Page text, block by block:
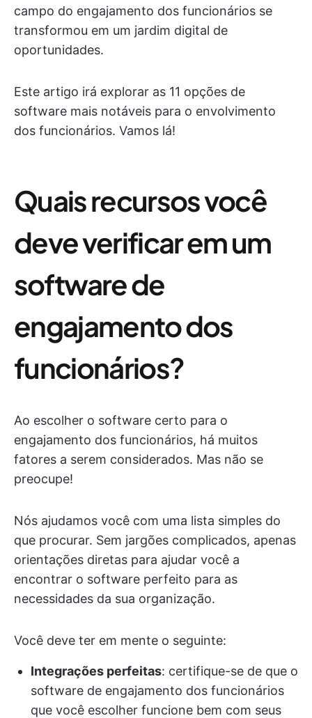
campo do engajamento dos funcionários se
transformou em um jardim digital de
oportunidades.
Este artigo irá explorar as 11 opções de
software mais notáveis para o envolvimento
dos funcionários. Vamos lá!
Quais recursos você
deve verificar em um
software de
engajamento dos
funcionários?
Ao escolher o software certo para o
engajamento dos funcionários, há muitos
fatores a serem considerados. Mas não se
preocupe!
Nós ajudamos você com uma lista simples do
que procurar. Sem jargões complicados, apenas
orientações diretas para ajudar você a
encontrar o software perfeito para as
necessidades da sua organização.
Você deve ter em mente o seguinte:
Integrações perfeitas: certifique-se de que o
software de engajamento dos funcionários
que você escolher funcione bem com seus